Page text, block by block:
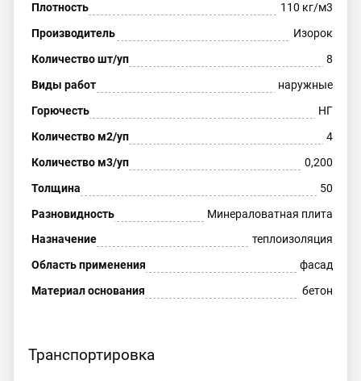
Плотность
110 кг/м3
Производитель
Изорок
Количество шт/уп
8
Виды работ
наружные
Горючесть
НГ
Количество м2/уп
4
Количество м3/уп
0,200
Толщина
50
Разновидность
Минераловатная плита
Назначение
теплоизоляция
Область применения
фасад
Материал основания
бетон
Транспортировка